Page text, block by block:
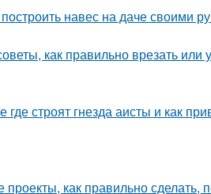
навес на даче своими
как правильно врезать или
строят гнезда аисты и как
как правильно сделать,